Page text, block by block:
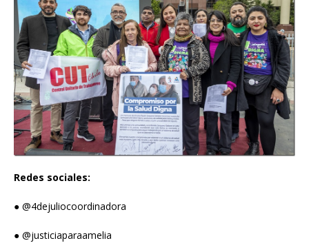
Redes sociales:
● @4dejuliocoordinadora
● @justiciaparaamelia